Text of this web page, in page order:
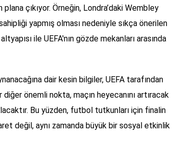
çıkıyor. Örneğin, Londra’daki Wembley
yapmış olması nedeniyle sıkça önerilen
ile UEFA'nın gözde mekanları arasında
dair kesin bilgiler, UEFA tarafından
önemli nokta, maçın heyecanını artıracak
Bu yüzden, futbol tutkunları için finalin
değil, aynı zamanda büyük bir sosyal etkinlik